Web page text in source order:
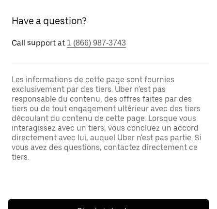
Have a question?
Call support at 1 (866) 987-3743
Les informations de cette page sont fournies
exclusivement par des tiers. Uber n'est pas
responsable du contenu, des offres faites par des
tiers ou de tout engagement ultérieur avec des tiers
découlant du contenu de cette page. Lorsque vous
interagissez avec un tiers, vous concluez un accord
directement avec lui, auquel Uber n'est pas partie. Si
vous avez des questions, contactez directement ce
tiers.